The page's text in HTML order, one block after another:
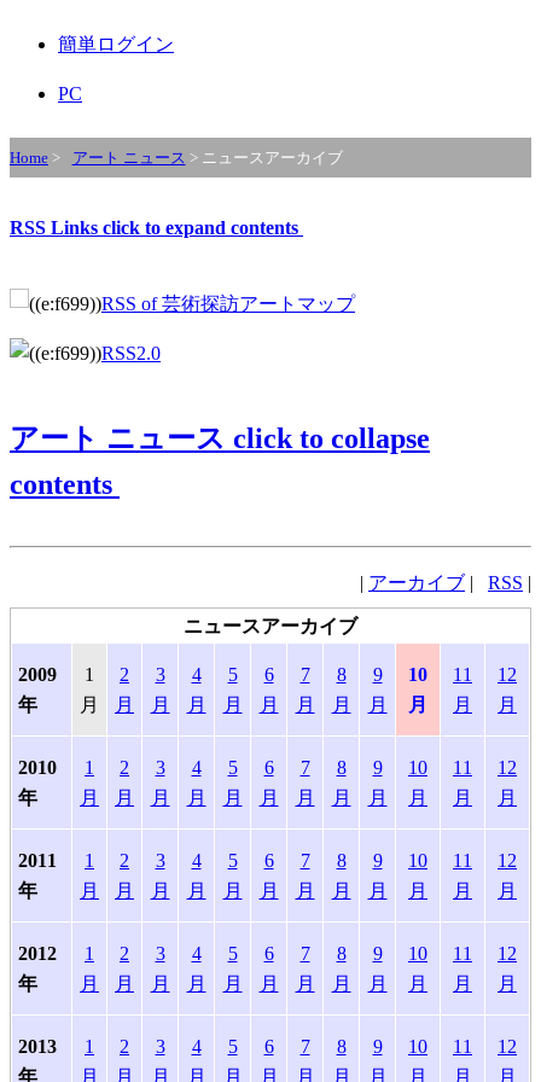
簡単ログイン
PC
Home > アート ニュース > ニュースアーカイブ
RSS Links click to expand contents
RSS of 芸術探訪アートマップ
RSS2.0
アート ニュース click to collapse
contents
| アーカイブ | RSS |
ニュースアーカイブ
2009
年
1
月
2
月
3
月
4
月
5
月
6
月
7
月
8
月
9
月
10
月
11
月
12
月
2010
年
1
月
2
月
3
月
4
月
5
月
6
月
7
月
8
月
9
月
10
月
11
月
12
月
2011
年
1
月
2
月
3
月
4
月
5
月
6
月
7
月
8
月
9
月
10
月
11
月
12
月
2012
年
1
月
2
月
3
月
4
月
5
月
6
月
7
月
8
月
9
月
10
月
11
月
12
月
2013
年
1
月
2
月
3
月
4
月
5
月
6
月
7
月
8
月
9
月
10
月
11
月
12
月